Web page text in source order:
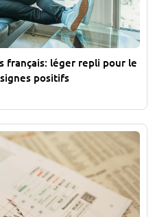
français: léger repli pour le
positifs